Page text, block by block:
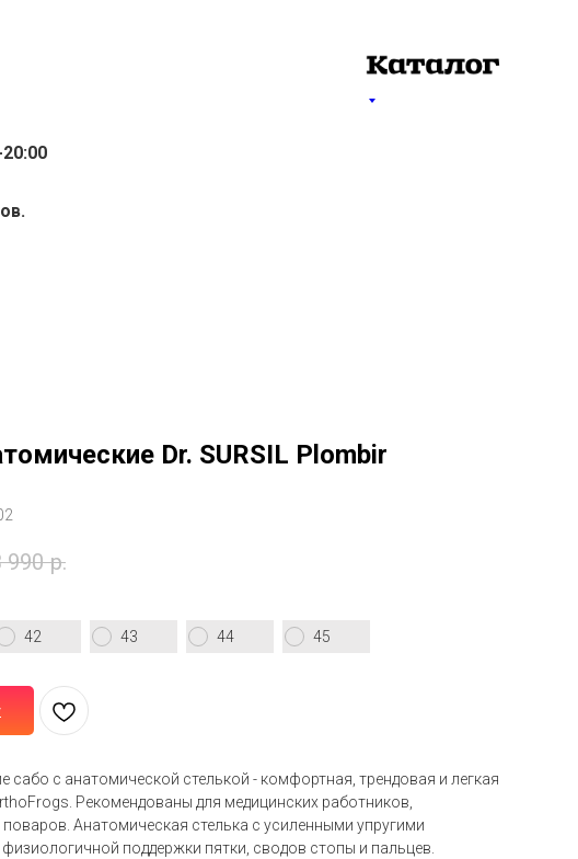
Dr. SURSIL Plombir
990 р.
42 43 44 45
сабо с анатомической стелькой - комфортная, трендовая и легкая
Рекомендованы для медицинских работников,
Анатомическая стелька c усиленными упругими
поддержки пятки, сводов стопы и пальцев.